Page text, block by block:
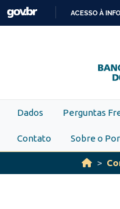
Skip to main content
ACESSO À
Dados Perguntas
Contato Sobre o